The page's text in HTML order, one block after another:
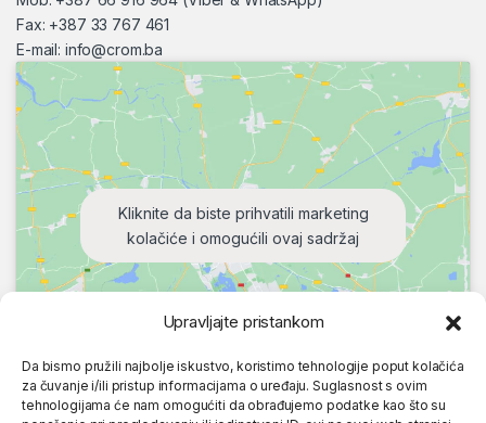
Upravljajte pristankom
Da bismo pružili najbolje iskustvo, koristimo tehnologije poput kolačića
za čuvanje i/ili pristup informacijama o uređaju. Suglasnost s ovim
tehnologijama će nam omogućiti da obrađujemo podatke kao što su
Fax: +387 33 767 461
E-mail: info@crom.ba
Kliknite da biste prihvatili marketing
kolačiće i omogućili ovaj sadržaj